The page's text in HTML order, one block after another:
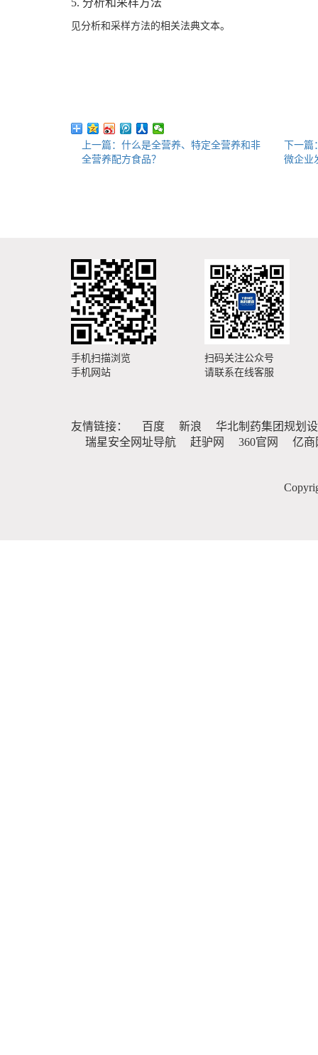
见分析和采样方法的相关法典文本。
上一篇：什么是全营养、特定全营养和非
全营养配方食品？
下一篇
微企业
手机扫描浏览
手机网站
扫码关注公众号
请联系在线客服
友情链接： 百度 新浪
华北制药集团规划
瑞星安全网址导航
赶驴网 360官网 亿商